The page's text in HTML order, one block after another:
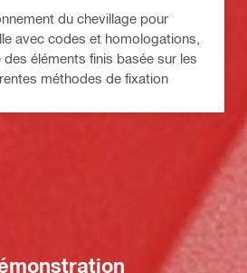
du chevillage pour
avec codes et homologations,
éléments finis basée sur les
méthodes de fixation